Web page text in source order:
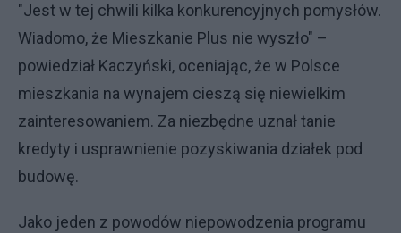
"Jest w tej chwili kilka konkurencyjnych pomysłów.
Wiadomo, że Mieszkanie Plus nie wyszło" –
powiedział Kaczyński, oceniając, że w Polsce
mieszkania na wynajem cieszą się niewielkim
zainteresowaniem. Za niezbędne uznał tanie
kredyty i usprawnienie pozyskiwania działek pod
budowę.
Jako jeden z powodów niepowodzenia programu